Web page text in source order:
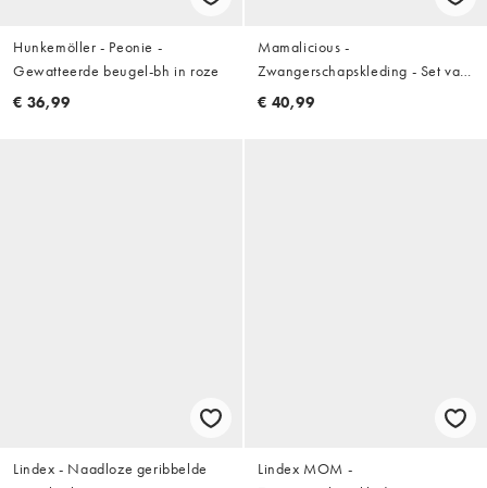
Hunkemöller - Peonie -
Gewatteerde beugel-bh in roze
€ 36,99
Mamalicious -
Zwangerschapskleding - Set van
2 borstvoedingsbh's met kanten
€ 40,99
Lindex - Naadloze geribbelde
Lindex MOM -